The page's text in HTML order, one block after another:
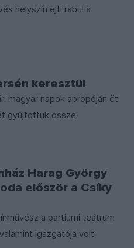
helyszín ejti rabul a
keresztül
magyar napok apropóján öt
gyűjtöttük össze.
Harag György
először a Csíky
a partiumi teátrum
igazgatója volt.